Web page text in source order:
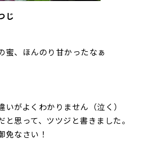
じ
蜜、ほんのり甘かったなぁ
いがよくわかりません（泣く）
と思って、ツツジと書きました。
免なさい！